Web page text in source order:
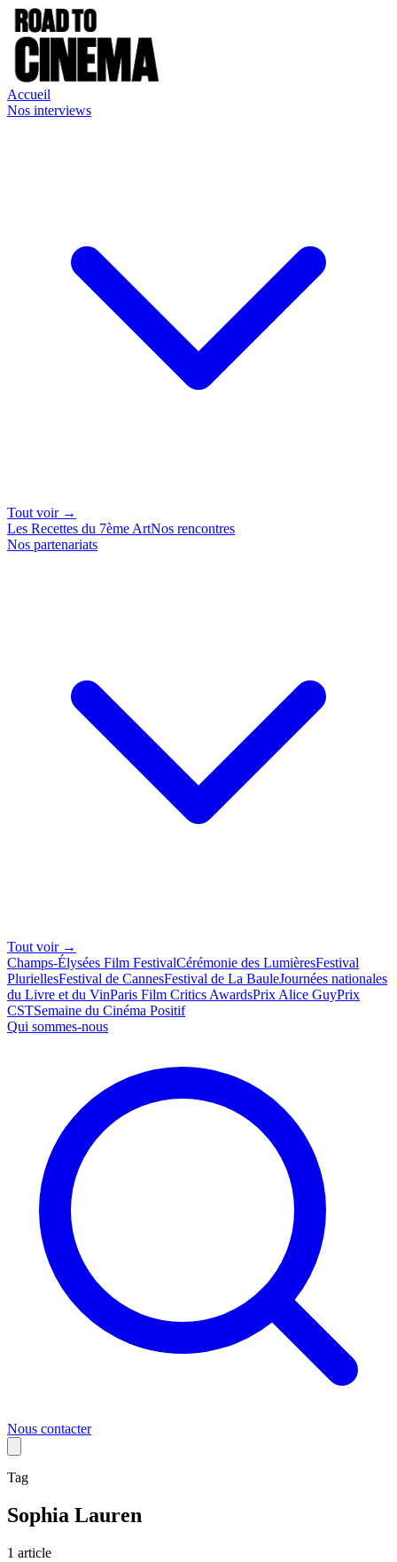
Accueil
Nos interviews
Tout voir →
Les Recettes du 7ème ArtNos rencontres
Nos partenariats
Tout voir →
Champs-Élysées Film FestivalCérémonie des LumièresFestival
PluriellesFestival de CannesFestival de La BauleJournées nationales
du Livre et du VinParis Film Critics AwardsPrix Alice GuyPrix
CSTSemaine du Cinéma Positif
Qui sommes-nous
Nous contacter
Tag
Sophia Lauren
1 article